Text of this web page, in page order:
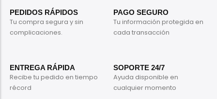
PEDIDOS RÁPIDOS
Tu compra segura y sin
complicaciones.
PAGO SEGURO
Tu información protegida en
cada transacción
ENTREGA RÁPIDA
Recibe tu pedido en tiempo
récord
SOPORTE 24/7
Ayuda disponible en
cualquier momento